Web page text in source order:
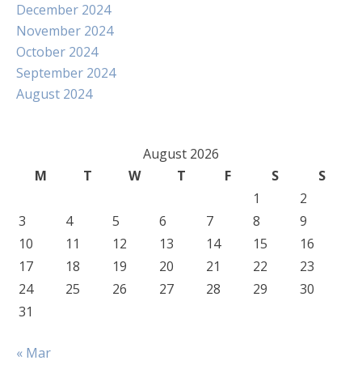
December 2024
November 2024
October 2024
September 2024
August 2024
August 2026
M
T W T F S
S
1
2
3
4 5 6 7 8
9
10
11 12 13 14 15
16
17
18 19 20 21 22
23
24
25 26 27 28 29
30
31
« Mar